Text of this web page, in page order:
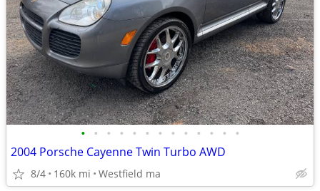
• • • • • • • • • • • • •
2004 Porsche Cayenne Twin Turbo AWD
8/4 160k mi Westfield ma